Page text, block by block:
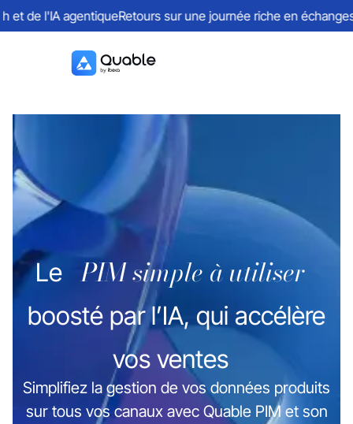
l'IA agentiqueRetours sur une journée riche en échanges
Le PIM simple à utiliser
boosté par l’IA, qui accélère
vos ventes
Simplifiez la gestion de vos données produits
sur tous vos canaux avec Quable PIM et son